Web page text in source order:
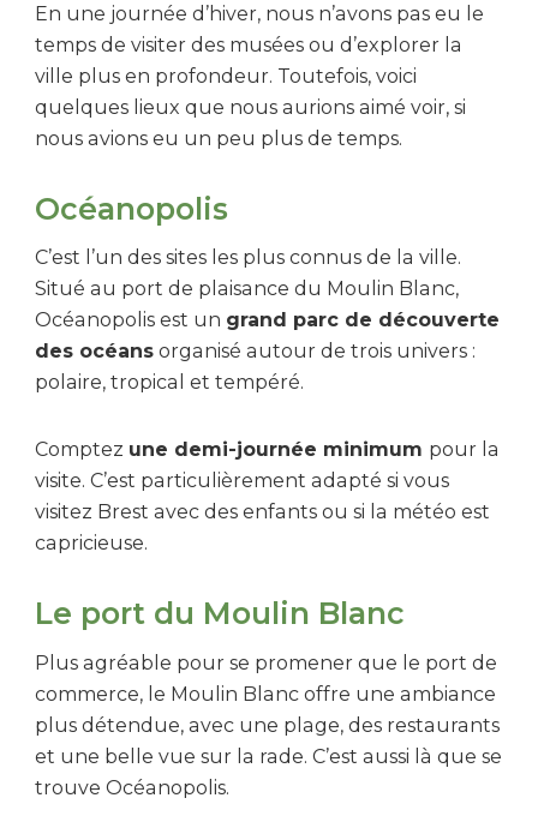
En une journée d’hiver, nous n’avons pas eu le
temps de visiter des musées ou d’explorer la
ville plus en profondeur. Toutefois, voici
quelques lieux que nous aurions aimé voir, si
nous avions eu un peu plus de temps.
Océanopolis
C’est l’un des sites les plus connus de la ville.
Situé au port de plaisance du Moulin Blanc,
Océanopolis est un grand parc de découverte
des océans organisé autour de trois univers :
polaire, tropical et tempéré.
Comptez une demi-journée minimum pour la
visite. C’est particulièrement adapté si vous
visitez Brest avec des enfants ou si la météo est
capricieuse.
Le port du Moulin Blanc
Plus agréable pour se promener que le port de
commerce, le Moulin Blanc offre une ambiance
plus détendue, avec une plage, des restaurants
et une belle vue sur la rade. C’est aussi là que se
trouve Océanopolis.